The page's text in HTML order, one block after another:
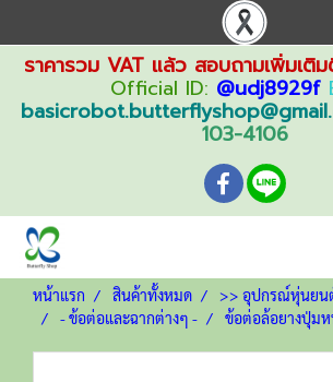
ราคารวม VAT แล้ว สอบถามเพิ่มเติ
Official ID: @udj8929f
103-4106
หน้าแรก สินค้าทั้งหมด
>> อุปกรณ์หุ่นยน
- ข้อต่อและฉากต่างๆ -
ข้อต่อล้อยางปุ่มห